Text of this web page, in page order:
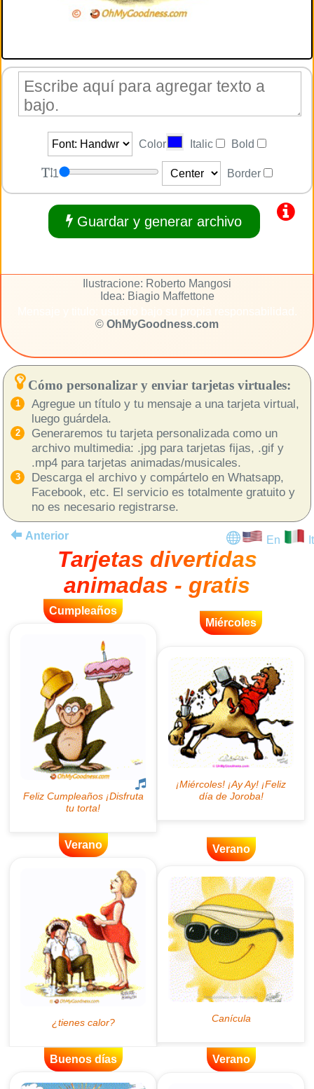
Color Italic Bold
1 Border
Guardar y generar archivo
Ilustracione: Roberto Mangosi
Idea: Biagio Maffettone
© OhMyGoodness.com
Cómo personalizar y enviar tarjetas virtuales:
Agregue un título y tu mensaje a una tarjeta virtual,
luego guárdela.
Generaremos tu tarjeta personalizada como un
archivo multimedia: .jpg para tarjetas fijas, .gif y
.mp4 para tarjetas animadas/musicales.
Descarga el archivo y compártelo en Whatsapp,
Facebook, etc. El servicio es totalmente gratuito y
no es necesario registrarse.
Anterior En It
Tarjetas divertidas
animadas - gratis
Cumpleaños
Miércoles
Verano Verano
Buenos días Verano